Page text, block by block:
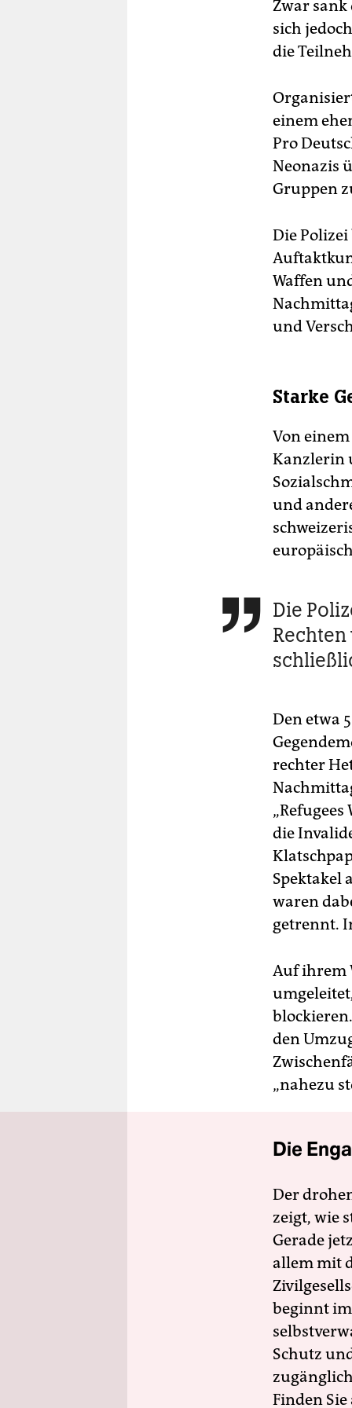
Zwar
sich
die
einem
Pro
Neonazis
Gruppen
Die
Waffen
und
Starke
Von
Kanzlerin
und
 Die
Den etwa
rechter
die
Spektakel
waren
getrennt.
Auf ihrem
den
„nahezu
Die
Der
zeigt, wie
Gerade
allem mit
beginnt
Schutz
Finden